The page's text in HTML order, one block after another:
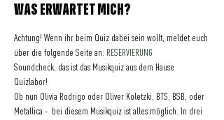
WAS ERWARTET MICH?
Achtung! Wenn ihr beim Quiz dabei sein wollt, meldet euch
über die folgende Seite an: RESERVIERUNG
Soundcheck, das ist das Musikquiz aus dem Hause
Quizlabor!
Ob nun Olivia Rodrigo oder Oliver Koletzki, BTS, BSB, oder
Metallica -  bei diesem Musikquiz ist alles möglich. In drei